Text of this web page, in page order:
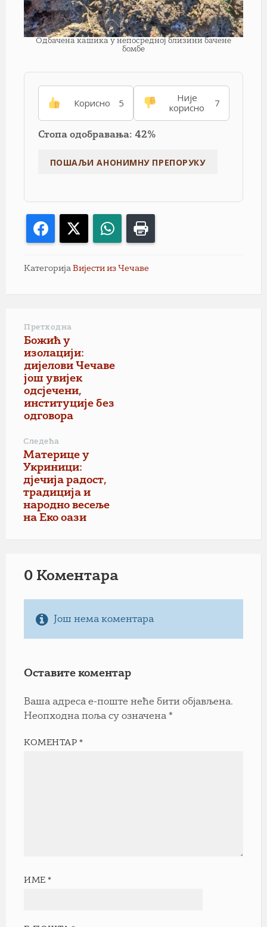
Одбачена кашика у непосредној близини бачене
бомбе
Корисно 5
Није
корисно
7
Стопа одобравања: 42%
Facebook WhatsApp
Категорија Вијести из Чечаве
Претходна
Божић у
изолацији:
дијелови Чечаве
још увијек
одсјечени,
институције без
одговора
Следећа
Материце у
Укриници:
дјечија радост,
традиција и
народно весеље
на Еко оази
0 Коментарa
Још нема коментара
Оставите коментар
Ваша адреса е-поште неће бити објављена.
Неопходна поља су означена *
КОМЕНТАР*
ИМЕ*